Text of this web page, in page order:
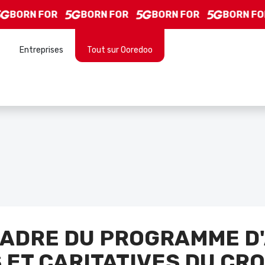
FOR BORN FOR BORN FOR BORN FOR
Entreprises Tout sur Ooredoo
DU PROGRAMME